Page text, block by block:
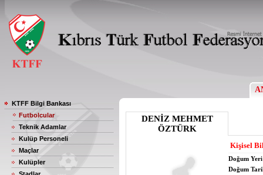
KTFF Bilgi Bankası
Futbolcular
Teknik Adamlar
Kulüp Personeli
Maçlar
Kulüpler
DENİZ MEHMET
ÖZTÜRK
Kişisel
Doğum Yeri
Doğum